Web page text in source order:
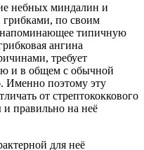
небных миндалин и
грибками, по своим
типичную
ангина
требует
и в общем с обычной
Именно поэтому эту
от стрептококкового
правильно на неё
для неё